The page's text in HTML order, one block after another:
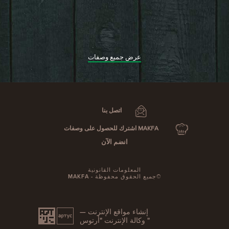
عرض جميع وصفات
اتصل بنا
MAKFA اشترك للحصول على وصفات
انضم الآن
المعلومات القانونية
©جميع الحقوق محفوظة - MAKFA
إنشاء مواقع الإنترنت —
" وكالة الإنترنت "أرتوس